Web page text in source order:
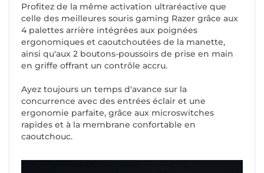
Profitez de la même activation ultraréactive que
celle des meilleures souris gaming Razer grâce aux
4 palettes arrière intégrées aux poignées
ergonomiques et caoutchoutées de la manette,
ainsi qu'aux 2 boutons-poussoirs de prise en main
en griffe offrant un contrôle accru.
Ayez toujours un temps d'avance sur la
concurrence avec des entrées éclair et une
ergonomie parfaite, grâce aux microswitches
rapides et à la membrane confortable en
caoutchouc.